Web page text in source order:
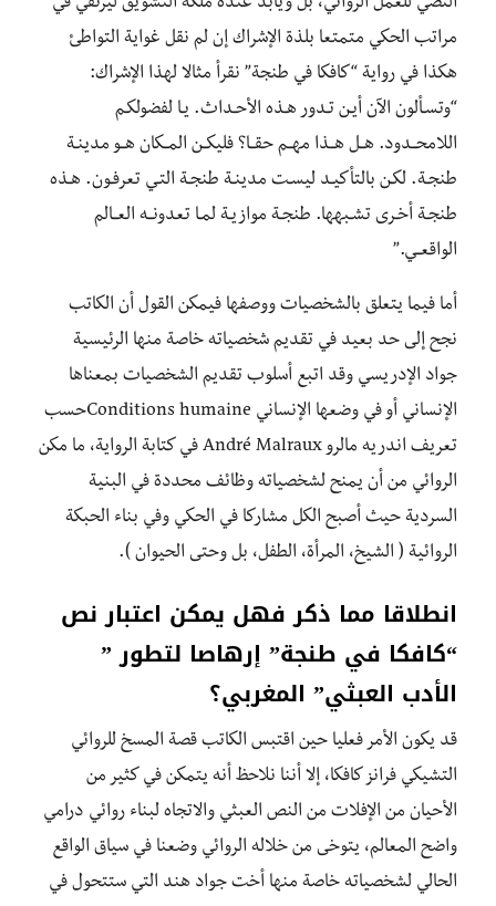
مراتب الحكي متمتعا بلذة الإشراك إن لم نقل غواية التواطئ
هكذا في رواية “كافكا في طنجة” نقرأ مثالا لهذا الإشراك:
“وتسـألون الآن أيـن تـدور هـذه الأحـداث. يـا لفضولكـم
اللامحــدود. هــل هــذا مهــم حقــا؟ فليكــن المــكان هــو مدينـة
طنجـة. لكـن بالتأكيـد ليسـت مدينـة طنجـة التـي تعرفـون. هـذه
طنجـة أخـرى تشـبهها. طنجـة موازيـة لمـا تعدونــه العــالم
الواقعــي.”
أما فيما يتعلق بالشخصيات ووصفها فيمكن القول أن الكاتب
نجح إلى حد بعيد في تقديم شخصياته خاصة منها الرئيسية
جواد الإدريسي وقد اتبع أسلوب تقديم الشخصيات بمعناها
الإنساني أو في وضعها الإنساني Conditions humaineحسب
تعريف اندريه مالرو André Malraux في كتابة الرواية، ما مكن
الروائي من أن يمنح لشخصياته وظائف محددة في البنية
السردية حيث أصبح الكل مشاركا في الحكي وفي بناء الحبكة
الروائية ( الشيخ، المرأة، الطفل، بل وحتى الحيوان ).
انطلاقا مما ذكر فهل يمكن اعتبار نص
“كافكا في طنجة” إرهاصا لتطور ”
الأدب العبثي” المغربي؟
قد يكون الأمر فعليا حين اقتبس الكاتب قصة المسخ للروائي
التشيكي فرانز كافكا، إلا أننا نلاحظ أنه يتمكن في كثير من
الأحيان من الإفلات من النص العبثي والاتجاه لبناء روائي درامي
واضح المعالم، يتوخى من خلاله الروائي وضعنا في سياق الواقع
الحالي لشخصياته خاصة منها أخت جواد هند التي ستتحول في